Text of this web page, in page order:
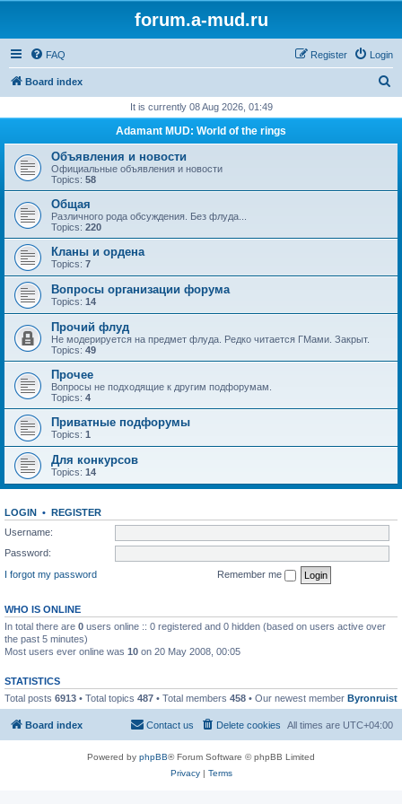
forum.a-mud.ru
FAQ Login
Register
Board index
r
h
It is currently 08 Aug 2026, 01:49
Adamant MUD: World of the rings
Объявления и новости
Официальные объявления и новости
Topics: 58
Общая
Различного рода обсуждения. Без флуда...
Topics: 220
Кланы и ордена
Topics: 7
Вопросы организации форума
Topics: 14
Прочий флуд
Не модерируется на предмет флуда. Редко читается ГМами. Закрыт.
Topics: 49
Прочее
Вопросы не подходящие к другим подфорумам.
Topics: 4
Приватные подфорумы
Topics: 1
Для конкурсов
Topics: 14
LOGIN • REGISTER
Username:
Password:
I forgot my password
Remember me
WHO IS ONLINE
In total there are 0 users online :: 0 registered and 0 hidden (based on users active over
the past 5 minutes)
Most users ever online was 10 on 20 May 2008, 00:05
STATISTICS
Total posts 6913 • Total topics 487 • Total members 458 • Our newest member Byronruist
Board index All times are UTC+04:00
Delete cookies
Contact us
Powered by phpBB® Forum Software © phpBB Limited
Privacy| Terms